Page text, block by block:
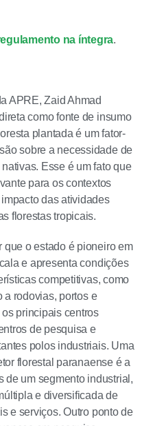
na íntegra.
APRE, Zaid Ahmad
como fonte de insumo
plantada é um fator-
sobre a necessidade de
Esse é um fato que
para os contextos
das atividades
florestas tropicais.
que o estado é pioneiro em
e apresenta condições
competitivas, como
a rodovias, portos e
principais centros
de pesquisa e
polos industriais. Uma
florestal paranaense é a
de um segmento industrial,
e diversificada de
e serviços. Outro ponto de